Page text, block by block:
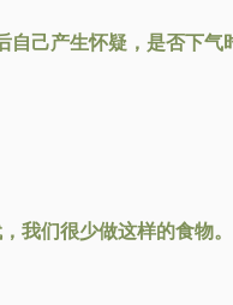
己产生怀疑，是否下
我们很少做这样的食物